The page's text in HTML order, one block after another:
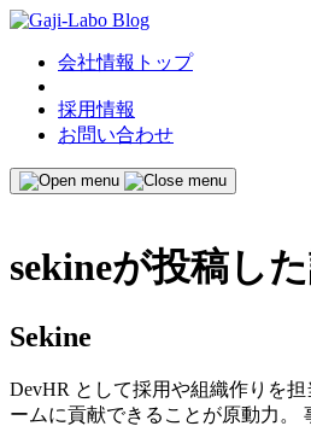
会社情報トップ
採用情報
お問い合わせ
sekineが投稿し
Sekine
DevHR として採用や組織作りを
ームに貢献できることが原動力。